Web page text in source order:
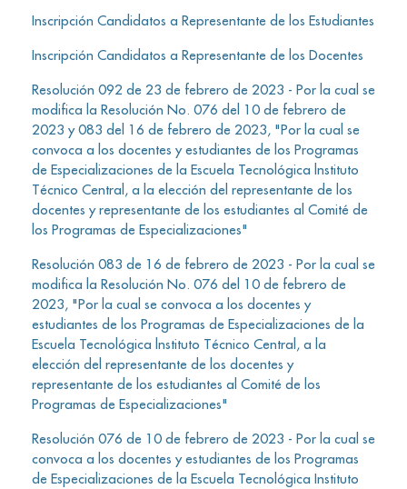
Inscripción Candidatos a Representante de los Estudiantes
Inscripción Candidatos a Representante de los Docentes
Resolución 092 de 23 de febrero de 2023 - Por la cual se
modifica la Resolución No. 076 del 10 de febrero de
2023 y 083 del 16 de febrero de 2023, "Por la cual se
convoca a los docentes y estudiantes de los Programas
de Especializaciones de la Escuela Tecnológica lnstituto
Técnico Central, a la elección del representante de los
docentes y representante de los estudiantes al Comité de
los Programas de Especializaciones"
Resolución 083 de 16 de febrero de 2023 - Por la cual se
modifica la Resolución No. 076 del 10 de febrero de
2023, "Por la cual se convoca a los docentes y
estudiantes de los Programas de Especializaciones de la
Escuela Tecnológica lnstituto Técnico Central, a la
elección del representante de los docentes y
representante de los estudiantes al Comité de los
Programas de Especializaciones"
Resolución 076 de 10 de febrero de 2023 - Por la cual se
convoca a los docentes y estudiantes de los Programas
de Especializaciones de la Escuela Tecnológica Instituto